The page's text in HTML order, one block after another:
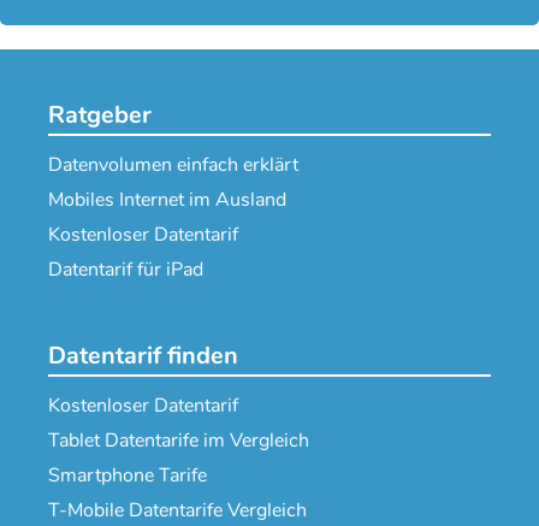
Ratgeber
Datenvolumen einfach erklärt
Mobiles Internet im Ausland
Kostenloser Datentarif
Datentarif für iPad
Datentarif finden
Kostenloser Datentarif
Tablet Datentarife im Vergleich
Smartphone Tarife
T-Mobile Datentarife Vergleich